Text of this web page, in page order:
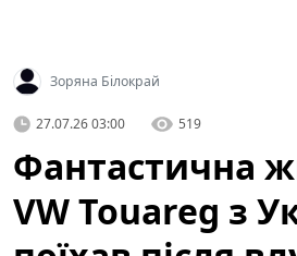
Зоряна Білокрай
27.07.26 03:00 519
Фантастична
VW Touareg з